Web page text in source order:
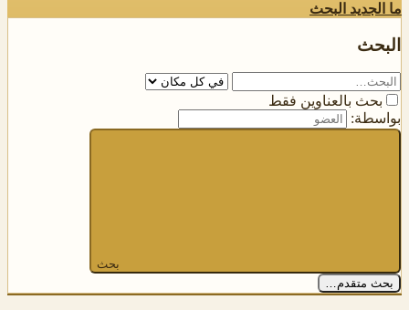
ما الجديد البحث
البحث
بحث بالعناوين فقط
بواسطة:
بحث
بحث متقدم…